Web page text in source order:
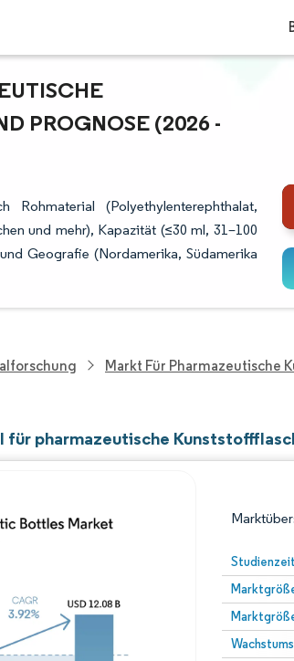
K
PROGNOSE (2026 - 2
(Polyethylenterephthalat,
und mehr), Kapazität (≤30 ml, 31–100
Geografie (Nordamerika, Südamerika
Markt Für Pharmazeutische
pharmazeutische